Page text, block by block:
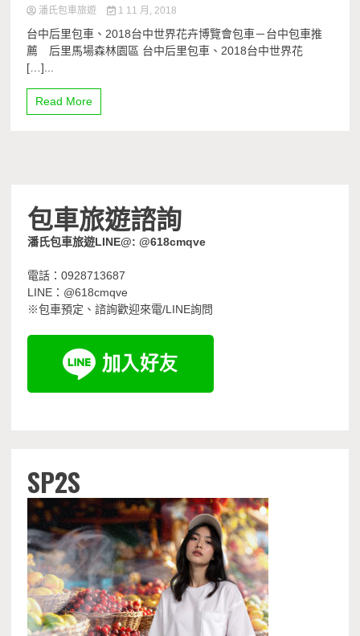
潘氏包車旅遊 1 11 月, 2018
台中后里包車、2018台中世界花卉博覽會包車－台中包車推
薦 后里馬場森林園區 台中后里包車、2018台中世界花
[…]...
Read More
包車旅遊諮詢
潘氏包車旅遊LINE@: @618cmqve
電話：0928713687
LINE：@618cmqve
※包車預定、諮詢歡迎來電/LINE詢問
SP2S